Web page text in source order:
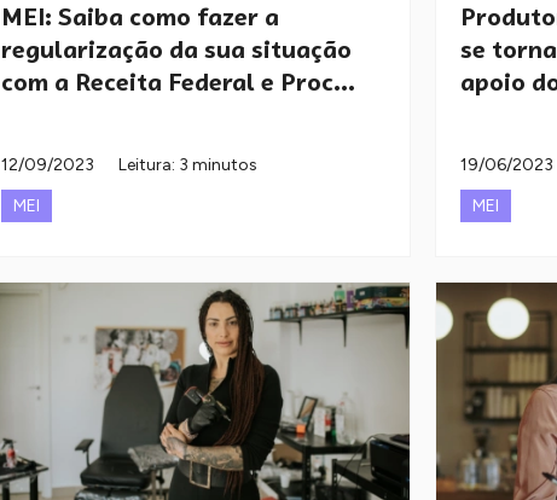
MEI: Saiba como fazer a
regularização da sua situação
com a Receita Federal e Proc...
12/09/2023
Leitura: 3 minutos
MEI
se
apoio
19/06/2023
MEI